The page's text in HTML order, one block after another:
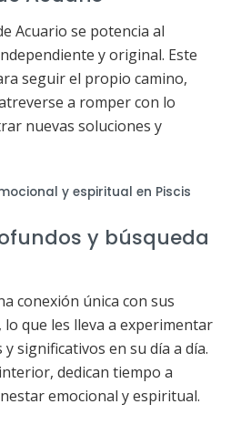
Acuario se potencia al
y original. Este
seguir el propio camino,
a romper con lo
nuevas soluciones y
y espiritual en Piscis
y búsqueda
conexión única con sus
que les lleva a experimentar
significativos en su día a día.
dedican tiempo a
emocional y espiritual.